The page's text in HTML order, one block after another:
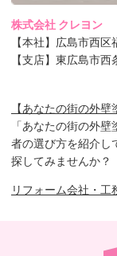
株式会社 クレヨン
【本社】広島市西区
【支店】東広島市西
【あなたの街の外
「あなたの街の外
者の選び方を紹介し
探してみませんか？
リフォーム会社・工